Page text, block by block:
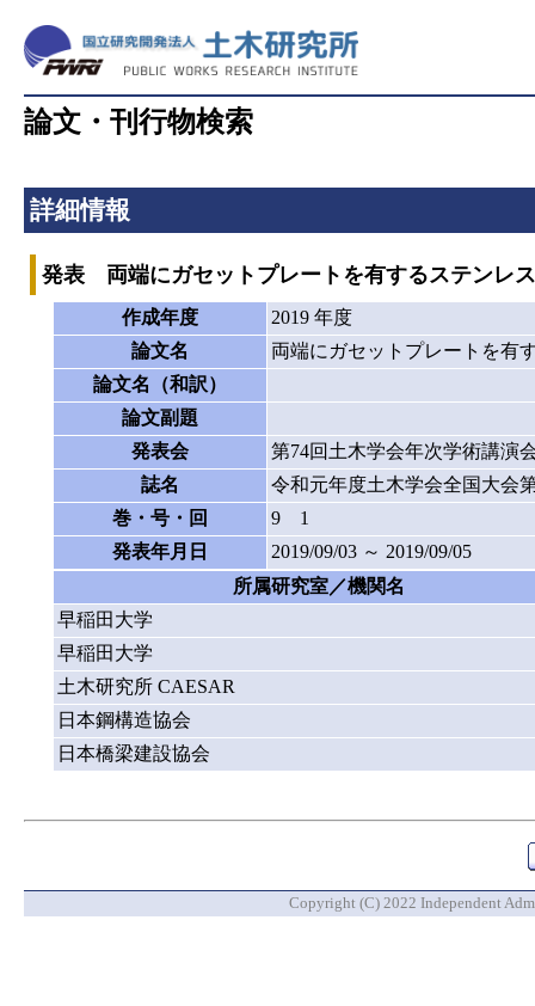
論文・刊行物検索
詳細情報
発表 両端にガセットプレートを有するステンレ
作成年度
2019 年度
論文名
両端にガセットプレートを有
論文名（和訳）
論文副題
発表会
第74回土木学会年次学術講演
誌名
令和元年度土木学会全国大会
巻・号・回
9 1
発表年月日
2019/09/03 ～ 2019/09/05
所属研究室／機関名
早稲田大学
早稲田大学
土木研究所 CAESAR
日本鋼構造協会
日本橋梁建設協会
Copyright (C) 2022 Independent